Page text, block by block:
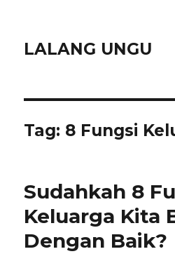
LALANG UNGU
Tag: 8 Fungsi
Sudahkah 8
Keluarga Kita
Dengan Baik?